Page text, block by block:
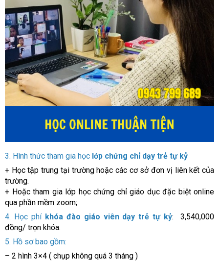
3. Hình thức tham gia học lớp chứng chỉ dạy trẻ tự kỷ
+ Học tập trung tại trường hoặc các cơ sở đơn vị liên kết của
trường.
+ Hoặc tham gia lớp học chứng chỉ giáo dục đặc biệt online
qua phần mềm zoom;
4. Học phí khóa đào giáo viên dạy trẻ tự kỷ: 3,540,000
đồng/ trọn khóa.
5. Hồ sơ bao gồm:
– 2 hình 3×4 ( chụp không quá 3 tháng )